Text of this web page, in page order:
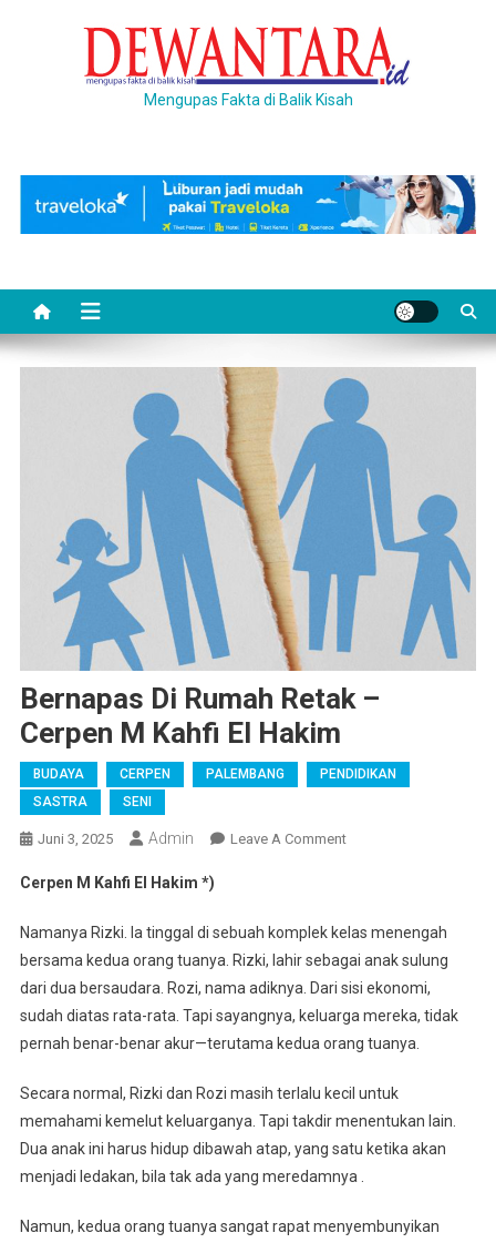
Mengupas Fakta di Balik Kisah
Bernapas Di Rumah Retak –
Cerpen M Kahfi El Hakim
BUDAYA CERPEN PALEMBANG
PENDIDIKAN
SASTRA
SENI
Juni 3, 2025 Admin Leave A CommentOn
Retak
–
Cerpen
M
Kahfi
Hakim
Cerpen M Kahfi El Hakim *)
Namanya Rizki. Ia tinggal di sebuah komplek kelas menengah
bersama kedua orang tuanya. Rizki, lahir sebagai anak sulung
dari dua bersaudara. Rozi, nama adiknya. Dari sisi ekonomi,
sudah diatas rata-rata. Tapi sayangnya, keluarga mereka, tidak
pernah benar-benar akur—terutama kedua orang tuanya.
Secara normal, Rizki dan Rozi masih terlalu kecil untuk
memahami kemelut keluarganya. Tapi takdir menentukan lain.
Dua anak ini harus hidup dibawah atap, yang satu ketika akan
menjadi ledakan, bila tak ada yang meredamnya .
Namun, kedua orang tuanya sangat rapat menyembunyikan